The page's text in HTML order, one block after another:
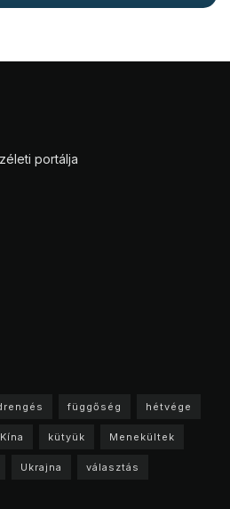
portálja
függőség hétvége
Kína kütyük Menekültek
Ukrajna választás